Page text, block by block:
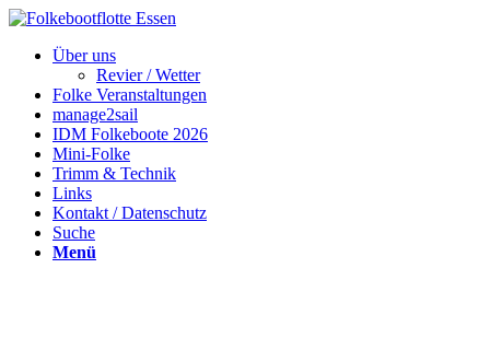
Über uns
Revier / Wetter
Folke Veranstaltungen
manage2sail
IDM Folkeboote 2026
Mini-Folke
Trimm & Technik
Links
Kontakt / Datenschutz
Suche
Menü